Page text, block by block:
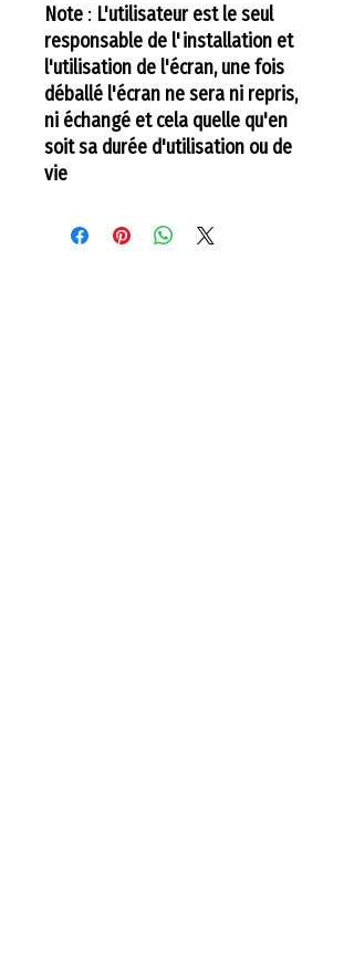
Note : L'utilisateur est le seul
responsable de l'installation et
l'utilisation de l'écran, une fois
déballé l'écran ne sera ni repris,
ni échangé et cela quelle qu'en
soit sa durée d'utilisation ou de
vie